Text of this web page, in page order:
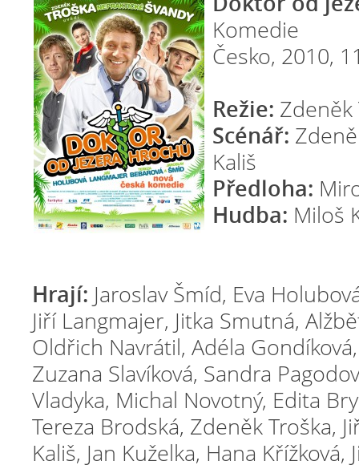
Komedie
Česko, 2010,
Režie: Zdeněk
Scénář:
Kališ
Předloha:
Hudba: Miloš
Hrají: Jaroslav Šmíd, Eva
Jiří Langmajer, Jitka Smutná,
Oldřich Navrátil, Adéla
Zuzana Slavíková, Sandra
Vladyka, Michal Novotný, Edita
Tereza Brodská, Zdeněk Troška,
Kališ, Jan Kuželka, Hana Křížková,